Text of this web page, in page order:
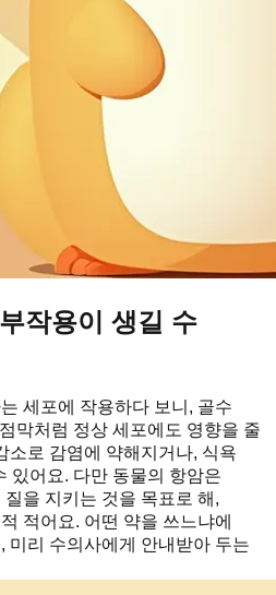
작용이 생길 수
세포에 작용하다 보니, 골수
막처럼 정상 세포에도 영향을 줄
소로 감염에 약해지거나, 식욕
있어요. 다만 동물의 항암은
을 지키는 것을 목표로 해,
적어요. 어떤 약을 쓰느냐에
미리 수의사에게 안내받아 두는